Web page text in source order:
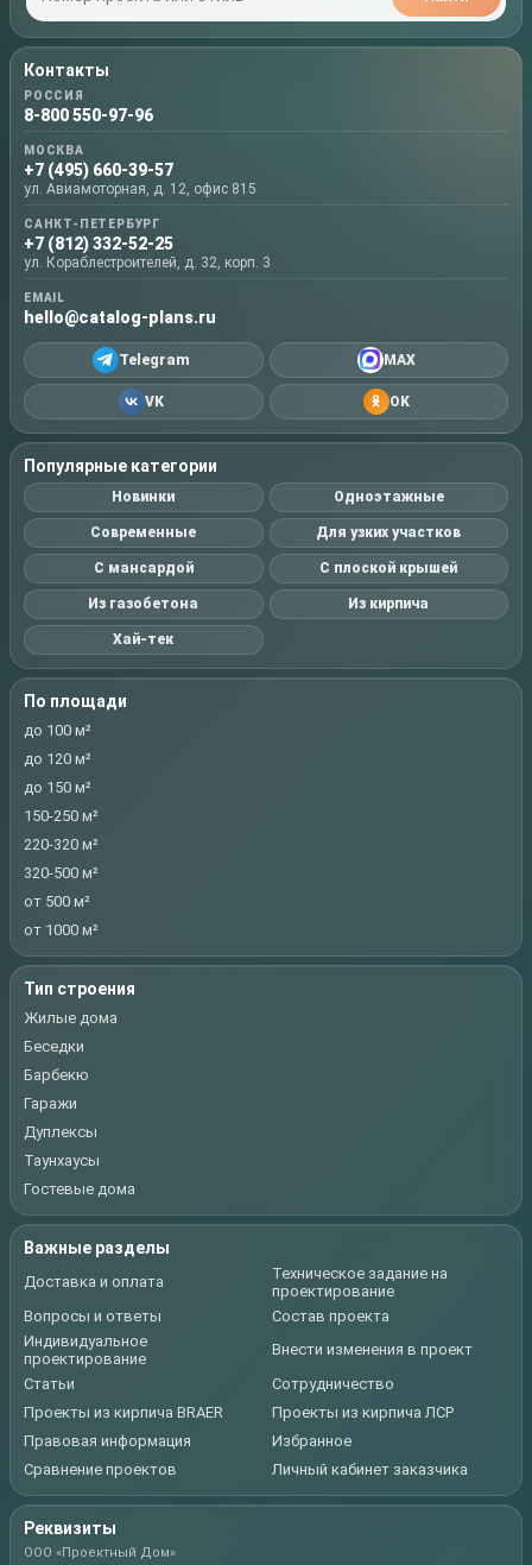
Контакты
РОССИЯ
8-800 550-97-96
МОСКВА
+7 (495) 660-39-57
ул. Авиамоторная, д. 12, офис 815
САНКТ-ПЕТЕРБУРГ
+7 (812) 332-52-25
ул. Кораблестроителей, д. 32, корп. 3
EMAIL
hello@catalog-plans.ru
Telegram MAX
VK OK
Популярные категории
Новинки Одноэтажные
Современные Для узких участков
С мансардой С плоской крышей
Из газобетона Из кирпича
Хай-тек
По площади
до 100 м²
до 120 м²
до 150 м²
150-250 м²
220-320 м²
320-500 м²
от 500 м²
от 1000 м²
Тип строения
Жилые дома
Беседки
Барбекю
Гаражи
Дуплексы
Таунхаусы
Гостевые дома
Важные разделы
Доставка и оплата
Техническое задание на
проектирование
Вопросы и ответы
Состав проекта
Индивидуальное
проектирование
Внести изменения в проект
Статьи
Сотрудничество
Проекты из кирпича BRAER
Проекты из кирпича ЛСР
Правовая информация
Избранное
Сравнение проектов
Личный кабинет заказчика
Реквизиты
ООО «Проектный Дом»